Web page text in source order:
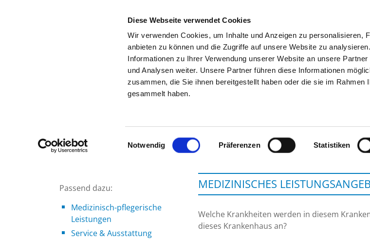
Diese Webseite verwendet Cookies
Wir verwenden Cookies, um Inhalte und Anzeigen zu personalisieren,
anbieten zu können und die Zugriffe auf unsere Website zu
Informationen zu Ihrer Verwendung unserer Website an unsere
und Analysen weiter. Unsere Partner führen diese Informationen
zusammen, die Sie ihnen bereitgestellt haben oder die sie im Rahmen
gesammelt haben.
Einwilligungsauswahl
Notwendig Präferenzen Statistiken
SUCHEN TIPPS & HILFE
Zur Krankenhaus-Startseite
Passend dazu:
Medizinisch-pflegerische
Leistungen
Service & Ausstattung
MEDIZINISCHES
Welche Krankheiten werden in diesem
dieses Krankenhaus an?